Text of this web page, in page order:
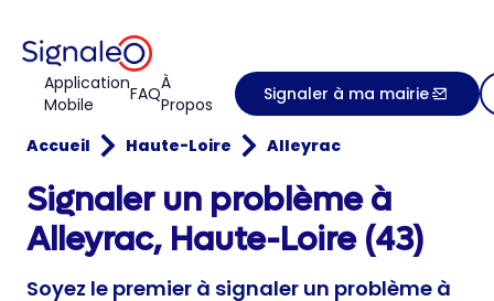
Application
Mobile
FAQÀ
Propos
Signaler à ma mairie
Accueil Haute-Loire Alleyrac
Signaler un problème à
Alleyrac, Haute-Loire (43)
Soyez le premier à signaler un problème à